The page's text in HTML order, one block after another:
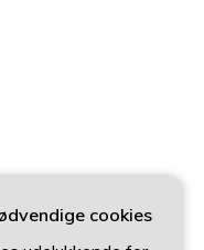
cookies